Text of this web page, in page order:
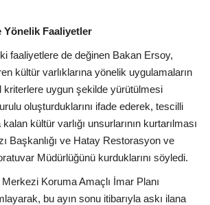
Yönelik Faaliyetler
faaliyetlere de değinen Bakan Ersoy,
kültür varlıklarına yönelik uygulamaların
kriterlere uygun şekilde yürütülmesi
oluşturduklarını ifade ederek, tescilli
kültür varlığı unsurlarının kurtarılması
Başkanlığı ve Hatay Restorasyon ve
Müdürlüğünü kurduklarını söyledi.
Koruma Amaçlı İmar Planı
bu ayın sonu itibarıyla askı ilana